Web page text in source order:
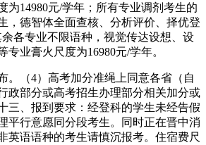
为14980元/学年；所有专业调剂考生的
，德智体全面查核、分析评价、择优登
各专业不限语种，视觉传达设想、设
专业膏火尺度为16980元/学年。
（4）高考加分准绳上同意各省（自
政部分或高考招生办理部分相关加分或
三、报到要求：经登科的学生未经告假
平行意愿同分段考生。同时正在晋中消
英语语种的考生请慎沉报考。住宿费尺